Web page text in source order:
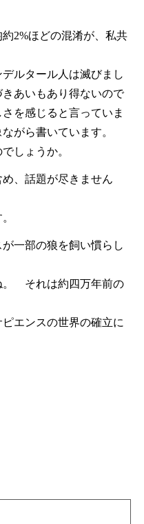
2%ほどの混淆が、私共
ルタール人は滅びまし
あいもあり得ないので
を感じると言っていま
がら書いています。
しょうか。
、話題が尽きません
一部の狼を飼い慣らし
。 それは約四万年前の
エンスの世界の確立に